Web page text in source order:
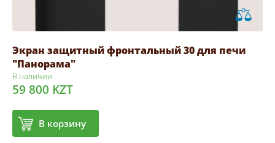
Экран защитный фронтальный 30 для печи
"Панорама"
В наличии
59 800 KZT
В корзину